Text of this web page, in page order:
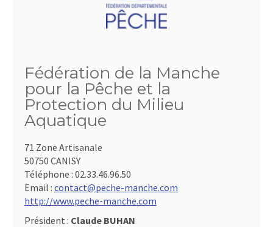
Fédération de la Manche
pour la Pêche et la
Protection du Milieu
Aquatique
71 Zone Artisanale
50750 CANISY
Téléphone : 02.33.46.96.50
Email : contact@peche-manche.com
http://www.peche-manche.com
Président : Claude BUHAN